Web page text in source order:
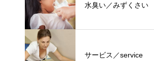
水臭い／みずくさい
サービス／service